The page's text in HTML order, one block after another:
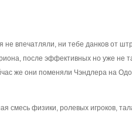
впечатляли, ни тебе данков от
после эффективных но уже не
же они поменяли Чэндлера на
смесь физики, ролевых игроков,